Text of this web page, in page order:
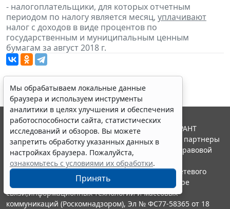
- налогоплательщики, для которых отчетным
периодом по налогу является месяц, уплачивают
налог с доходов в виде процентов по
государственным и муниципальным ценным
бумагам за август 2018 г.
Мы обрабатываем локальные данные
браузера и используем инструменты
аналитики в целях улучшения и обеспечения
работоспособности сайта, статистических
исследований и обзоров. Вы можете
запретить обработку указанных данных в
настройках браузера. Пожалуйста,
ознакомьтесь с условиями их обработки.
Принять
© ООО "НПП "ГАРАНТ-СЕРВИС", 2026. Система ГАРАНТ
выпускается с 1990 года. Компания "Гарант" и ее партнеры
являются участниками Российской ассоциации правовой
информации ГАРАНТ.
Портал ГАРАНТ.РУ зарегистрирован в качестве сетевого
издания Федеральной службой по надзору в сфере
связи,информационных технологий и массовых
коммуникаций (Роскомнадзором), Эл № ФС77-58365 от 18